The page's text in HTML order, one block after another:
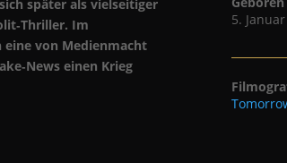
später als vielseitiger
Im
eine von Medienmacht
einen Krieg
5.